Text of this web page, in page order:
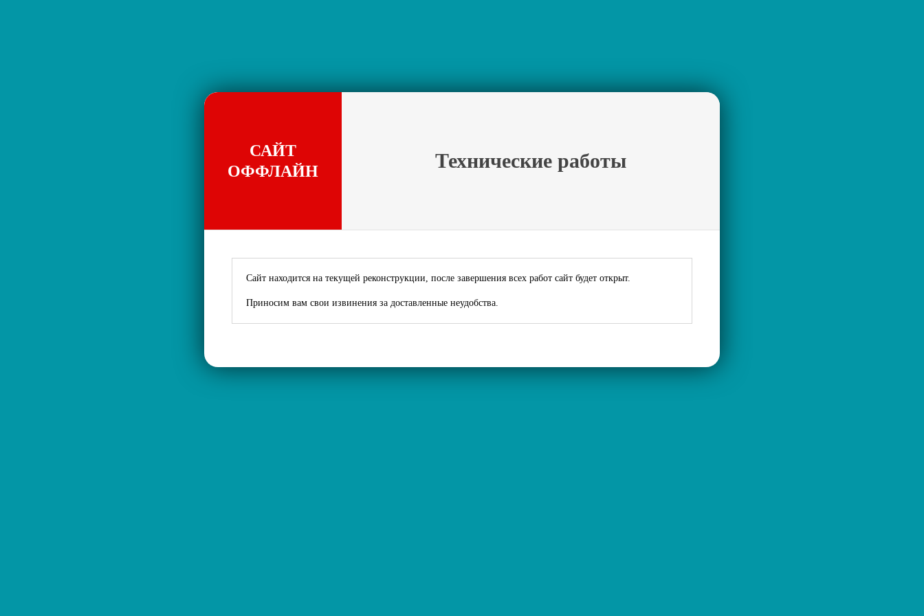
Технические работы
САЙТ
ОФФЛАЙН
Сайт находится на текущей реконструкции, после завершения всех работ сайт будет открыт.
Приносим вам свои извинения за доставленные неудобства.